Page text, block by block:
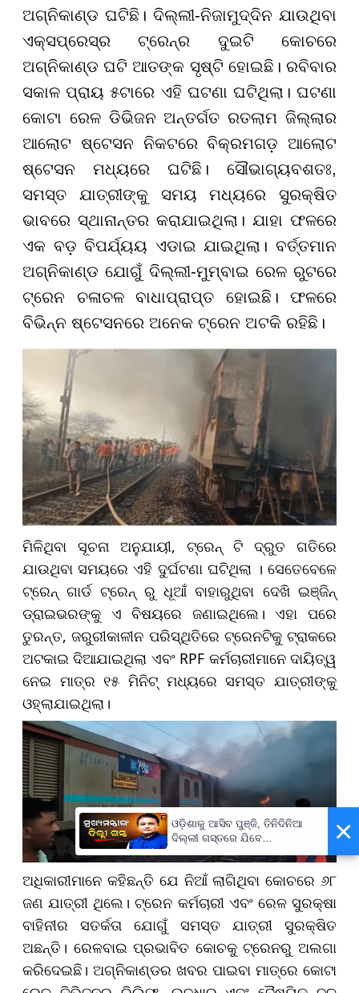
ଅଗ୍ନିକାଣ୍ଡ ଘଟିଛି। ଦିଲ୍ଲୀ-ନିଜାମୁଦ୍ଦିନ ଯାଉଥିବା
ଏକ୍ସପ୍ରେସ୍‌ର ଟ୍ରେନ୍‌ର ଦୁଇଟି କୋଚରେ
ଅଗ୍ନିକାଣ୍ଡ ଘଟି ଆତଙ୍କ ସୃଷ୍ଟି ହୋଇଛି। ରବିବାର
ସକାଳ ପ୍ରାୟ ୫ଟାରେ ଏହି ଘଟଣା ଘଟିଥିଲା। ଘଟଣା
କୋଟା ରେଳ ଡିଭିଜନ ଅନ୍ତର୍ଗତ ରତଲାମ ଜିଲ୍ଲାର
ଆଲୋଟ ଷ୍ଟେସନ ନିକଟରେ ବିକ୍ରମଗଡ଼ ଆଲୋଟ
ଷ୍ଟେସନ ମଧ୍ୟରେ ଘଟିଛି। ସୌଭାଗ୍ୟବଶତଃ,
ସମସ୍ତ ଯାତ୍ରୀଙ୍କୁ ସମୟ ମଧ୍ୟରେ ସୁରକ୍ଷିତ
ଭାବରେ ସ୍ଥାନାନ୍ତର କରାଯାଇଥିଲା। ଯାହା ଫଳରେ
ଏକ ବଡ଼ ବିପର୍ଯ୍ୟୟ ଏଡାଇ ଯାଇଥିଲା। ବର୍ତ୍ତମାନ
ଅଗ୍ନିକାଣ୍ଡ ଯୋଗୁଁ ଦିଲ୍ଲୀ-ମୁମ୍ବାଇ ରେଳ ରୁଟରେ
ଟ୍ରେନ ଚଳାଚଳ ବାଧାପ୍ରାପ୍ତ ହୋଇଛି। ଫଳରେ
ବିଭିନ୍ନ ଷ୍ଟେସନରେ ଅନେକ ଟ୍ରେନ ଅଟକି ରହିଛି।
ମିଳିଥିବା ସୂଚନା ଅନୁଯାୟୀ, ଟ୍ରେନ୍ ଟି ଦ୍ରୁତ ଗତିରେ
ଯାଉଥିବା ସମୟରେ ଏହି ଦୁର୍ଘଟଣା ଘଟିଥିଲା । ସେତେବେଳେ
ଟ୍ରେନ୍ ଗାର୍ଡ ଟ୍ରେନ୍ ରୁ ଧୂଆଁ ବାହାରୁଥିବା ଦେଖି ଇଞ୍ଜିନ୍
ଡ୍ରାଇଭରଙ୍କୁ ଏ ବିଷୟରେ ଜଣାଇଥିଲେ। ଏହା ପରେ
ତୁରନ୍ତ, ଜରୁରୀକାଳୀନ ପରିସ୍ଥିତିରେ ଟ୍ରେନଟିକୁ ଟ୍ରାକରେ
ଅଟକାଇ ଦିଆଯାଇଥିଲା ଏବଂ RPF କର୍ମଚାରୀମାନେ ଦାୟିତ୍ୱ
ନେଇ ମାତ୍ର ୧୫ ମିନିଟ୍ ମଧ୍ୟରେ ସମସ୍ତ ଯାତ୍ରୀଙ୍କୁ
ଓହ୍ଲାଯାଇଥିଲା।
ଅଧିକାରୀମାନେ କହିଛନ୍ତି ଯେ ନିଆଁ ଲାଗିଥିବା କୋଚରେ ୬୮
ଜଣ ଯାତ୍ରୀ ଥିଲେ। ଟ୍ରେନ କର୍ମଚାରୀ ଏବଂ ରେଳ ସୁରକ୍ଷା
ବାହିନୀର ସତର୍କତା ଯୋଗୁଁ ସମସ୍ତ ଯାତ୍ରୀ ସୁରକ୍ଷିତ
ଅଛନ୍ତି। ରେଳବାଇ ପ୍ରଭାବିତ କୋଚକୁ ଟ୍ରେନରୁ ଅଲଗା
କରିଦେଇଛି। ଅଗ୍ନିକାଣ୍ଡର ଖବର ପାଇବା ମାତ୍ରେ କୋଟା
×
ଓଡ଼ିଶାକୁ ଆସିବ ପୁଞ୍ଜି, ତିନିଦିନିଆ
ଦିଲ୍ଲୀ ଗସ୍ତରେ ଯିବେ